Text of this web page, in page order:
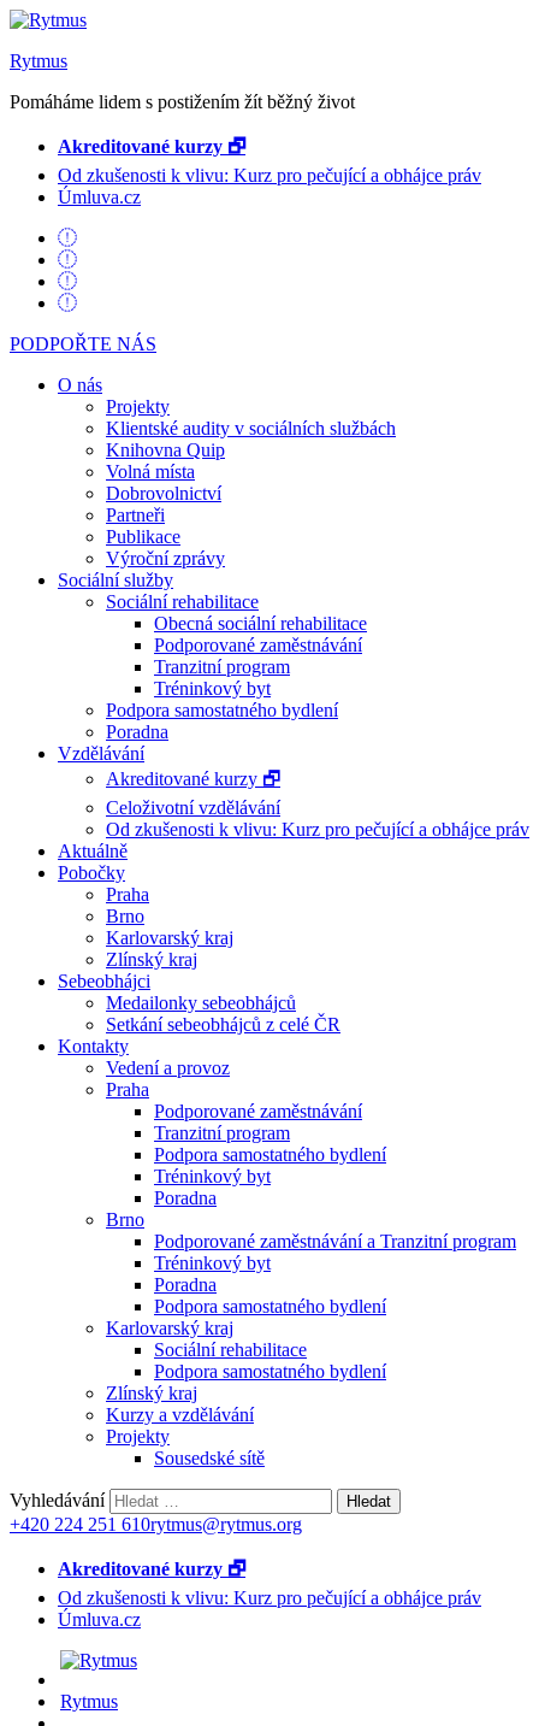
Rytmus
Pomáháme lidem s postižením žít běžný život
Akreditované kurzy 🗗
Od zkušenosti k vlivu: Kurz pro pečující a obhájce práv
Úmluva.cz
PODPOŘTE NÁS
O nás
Projekty
Klientské audity v sociálních službách
Knihovna Quip
Volná místa
Dobrovolnictví
Partneři
Publikace
Výroční zprávy
Sociální služby
Sociální rehabilitace
Obecná sociální rehabilitace
Podporované zaměstnávání
Tranzitní program
Tréninkový byt
Podpora samostatného bydlení
Poradna
Vzdělávání
Akreditované kurzy 🗗
Celoživotní vzdělávání
Od zkušenosti k vlivu: Kurz pro pečující a obhájce práv
Aktuálně
Pobočky
Praha
Brno
Karlovarský kraj
Zlínský kraj
Sebeobhájci
Medailonky sebeobhájců
Setkání sebeobhájců z celé ČR
Kontakty
Vedení a provoz
Praha
Podporované zaměstnávání
Tranzitní program
Podpora samostatného bydlení
Tréninkový byt
Poradna
Brno
Podporované zaměstnávání a Tranzitní program
Tréninkový byt
Poradna
Podpora samostatného bydlení
Karlovarský kraj
Sociální rehabilitace
Podpora samostatného bydlení
Zlínský kraj
Kurzy a vzdělávání
Projekty
Sousedské sítě
Vyhledávání
+420 224 251 610rytmus@rytmus.org
Akreditované kurzy 🗗
Od zkušenosti k vlivu: Kurz pro pečující a obhájce práv
Úmluva.cz
Rytmus